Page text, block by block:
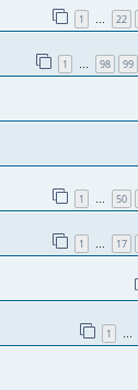
1 … 22
1 … 98 99
1 … 50
1 … 17
1 …